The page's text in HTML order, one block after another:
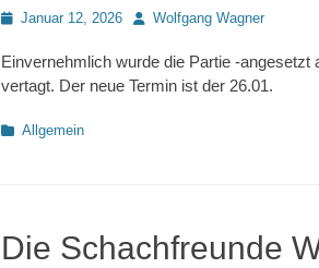
PostedJanuar 12, 2026 AutorWolfgang Wagner
Einvernehmlich wurde die Partie -angesetzt
vertagt. Der neue Termin ist der 26.01.
Kategorien
Allgemein
Die Schachfreunde